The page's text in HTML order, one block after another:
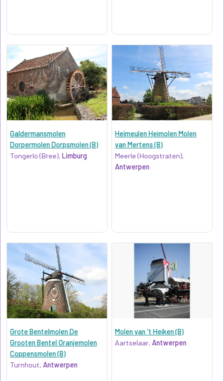
Galdermansmolen
Dorpermolen Dorpsmolen (B)
Tongerlo (Bree), Limburg
Heimeulen Heimolen Molen
van Mertens (B)
Meerle (Hoogstraten),
Antwerpen
Grote Bentelmolen De
Grooten Bentel Oranjemolen
Coppensmolen (B)
Turnhout, Antwerpen
Molen van 't Heiken (B)
Aartselaar,Antwerpen